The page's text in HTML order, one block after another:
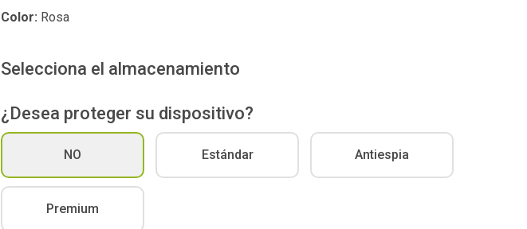
Color: Rosa
Selecciona el almacenamiento
¿Desea proteger su dispositivo?
NO Estándar Antiespia
Premium